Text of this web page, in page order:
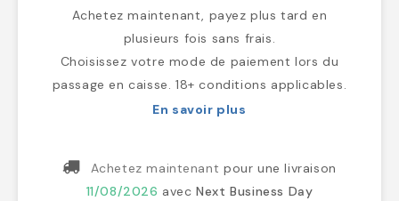
Achetez maintenant, payez plus tard en
plusieurs fois sans frais.
Choisissez votre mode de paiement lors du
passage en caisse. 18+ conditions applicables.
En savoir plus
Achetez maintenant pour une livraison
11/08/2026 avecNext Business Day